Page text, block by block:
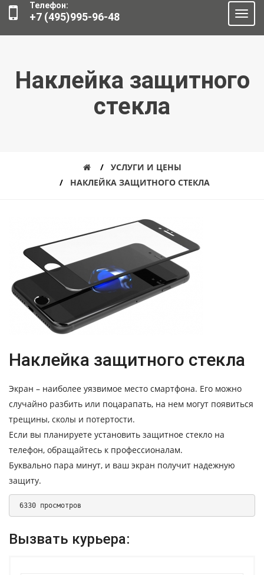
Телефон:
+7 (495)995-96-48
Наклейка защитного
стекла
УСЛУГИ И ЦЕНЫ
НАКЛЕЙКА ЗАЩИТНОГО СТЕКЛА
Наклейка защитного стекла
Экран – наиболее уязвимое место смартфона. Его можно
случайно разбить или поцарапать, на нем могут появиться
трещины, сколы и потертости.
Если вы планируете установить защитное стекло на
телефон, обращайтесь к профессионалам.
Буквально пара минут, и ваш экран получит надежную
защиту.
6330 просмотров
Вызвать курьера: